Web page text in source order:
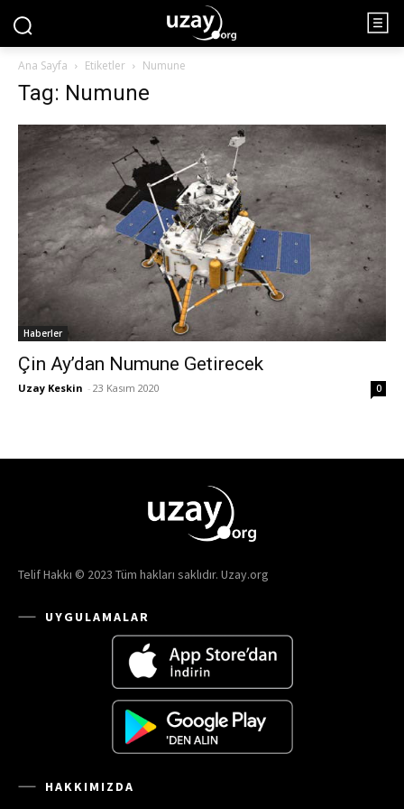
Ana Sayfa Etiketler Numune
Tag: Numune
Haberler
Çin Ay’dan Numune Getirecek
Uzay Keskin - 23 Kasım 2020 0
Telif Hakkı © 2023 Tüm hakları saklıdır. Uzay.org
UYGULAMALAR
HAKKIMIZDA